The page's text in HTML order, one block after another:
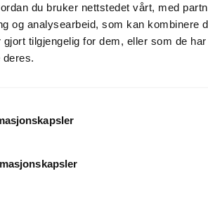
du bruker nettstedet vårt, med
og analysearbeid, som kan kombinere
gjort tilgjengelig for dem, eller som de
deres.
til pausene og det anbefales